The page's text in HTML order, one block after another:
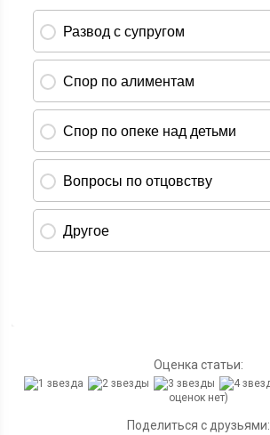
Оценка статьи:
оценок нет)
Поделиться с друзьями: